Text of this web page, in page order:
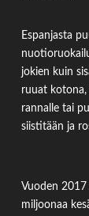
Espanjasta
jokien kuin
ruuat
rannalle tai
siistitään ja
Vuoden
miljoonaa